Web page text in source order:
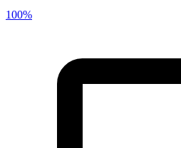
100%